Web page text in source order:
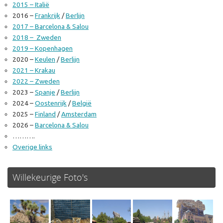
2015 – Italië
2016 –Frankrijk/Berlijn
2017 – Barcelona & Salou
2018 – Zweden
2019 – Kopenhagen
2020 –Keulen /Berlijn
2021 – Krakau
2022 – Zweden
2023 –Spanje /Berlijn
2024 –Oostenrijk/België
2025 –Finland /Amsterdam
2026 –Barcelona & Salou
……….
Overige links
Willekeurige Foto's